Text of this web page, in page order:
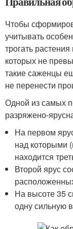
Чтобы
учитывать
трогать
которых не
такие саженцы
не перенести
Одной из самых
разряжено-
На первом
над которыми
находится
Второй ярус
На высоте 35
одну сильную